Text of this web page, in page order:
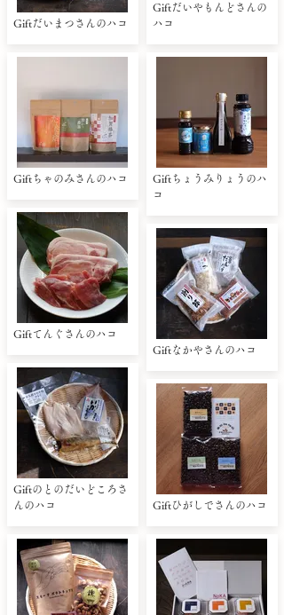
Giftだいまつさんのハコ
Giftちゃのみさんのハコ
Giftてんぐさんのハコ
Giftのとのだいどころさ
んのハコ
Giftだいやもんどさんの
ハコ
Giftちょうみりょうのハ
コ
Giftなかやさんのハコ
Giftひがしでさんのハコ